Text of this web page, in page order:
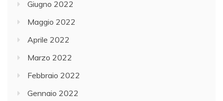
Giugno 2022
Maggio 2022
Aprile 2022
Marzo 2022
Febbraio 2022
Gennaio 2022